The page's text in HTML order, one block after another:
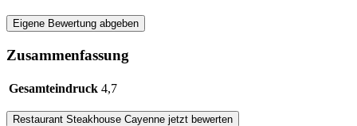
Eigene Bewertung abgeben
Zusammenfassung
Gesamteindruck 4,7
Restaurant Steakhouse Cayenne jetzt bewerten